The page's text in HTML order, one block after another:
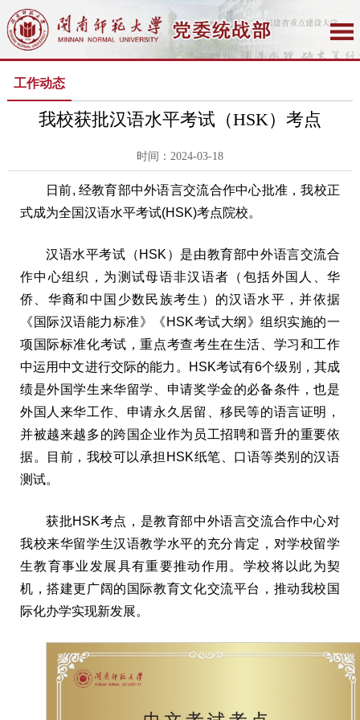
工作动态
我校获批汉语水平考试（HSK）考点
时间：2024-03-18
日前, 经教育部中外语言交流合作中心批准，我校正
式成为全国汉语水平考试(HSK)考点院校。
汉语水平考试（HSK）是由教育部中外语言交流合
作中心组织，为测试母语非汉语者（包括外国人、华
侨、华裔和中国少数民族考生）的汉语水平，并依据
《国际汉语能力标准》《HSK考试大纲》组织实施的一
项国际标准化考试，重点考查考生在生活、学习和工作
中运用中文进行交际的能力。HSK考试有6个级别，其成
绩是外国学生来华留学、申请奖学金的必备条件，也是
外国人来华工作、申请永久居留、移民等的语言证明，
并被越来越多的跨国企业作为员工招聘和晋升的重要依
据。目前，我校可以承担HSK纸笔、口语等类别的汉语
测试。
获批HSK考点，是教育部中外语言交流合作中心对
我校来华留学生汉语教学水平的充分肯定，对学校留学
生教育事业发展具有重要推动作用。学校将以此为契
机，搭建更广阔的国际教育文化交流平台，推动我校国
际化办学实现新发展。